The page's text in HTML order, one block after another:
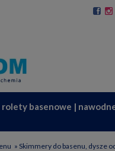
basenowe |
» Skimmery do basenu, dysze